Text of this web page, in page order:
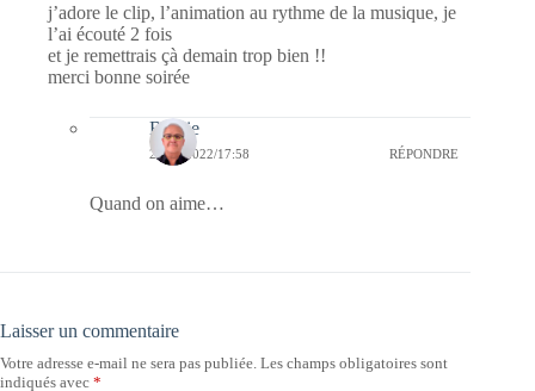
j’adore le clip, l’animation au rythme de la musique, je
l’ai écouté 2 fois
et je remettrais çà demain trop bien !!
merci bonne soirée
Bernie
22/11/2022/17:58 RÉPONDRE
Quand on aime…
Laisser un commentaire
Votre adresse e-mail ne sera pas publiée. Les champs obligatoires sont
indiqués avec *